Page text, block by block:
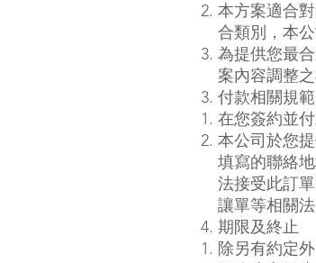
本方案適合
合類別，本
為提供您最
案內容調整之
付款相關規範
在您簽約並
本公司於您
填寫的聯絡
法接受此訂
讓單等相關
期限及終止
除另有約定